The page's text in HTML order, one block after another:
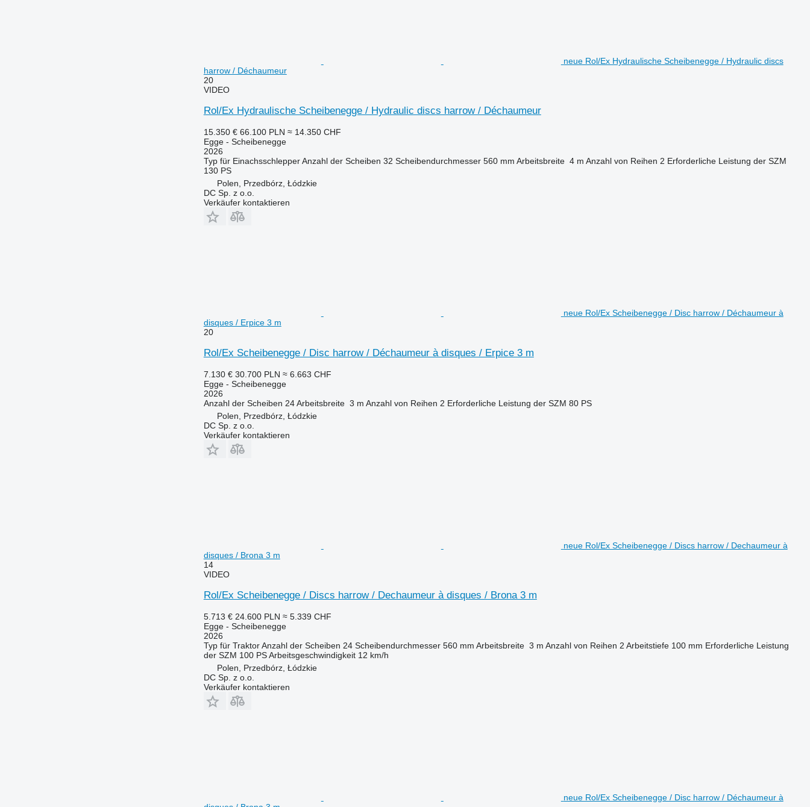
neue Rol/Ex Hydraulische Scheibenegge / Hydraulic discs
harrow / Déchaumeur
20
VIDEO
Rol/Ex Hydraulische Scheibenegge / Hydraulic discs harrow / Déchaumeur
15.350 € 66.100 PLN ≈ 14.350 CHF
Egge - Scheibenegge
2026
Typ für Einachsschlepper Anzahl der Scheiben 32 Scheibendurchmesser 560 mm Arbeitsbreite 4 m Anzahl von Reihen 2 Erforderliche Leistung der SZM
130 PS
Polen, Przedbórz, Łódzkie
DC Sp. z o.o.
Verkäufer kontaktieren
neue Rol/Ex Scheibenegge / Disc harrow / Déchaumeur à
disques / Erpice 3 m
20
Rol/Ex Scheibenegge / Disc harrow / Déchaumeur à disques / Erpice 3 m
7.130 € 30.700 PLN ≈ 6.663 CHF
Egge - Scheibenegge
2026
Anzahl der Scheiben 24 Arbeitsbreite 3 m Anzahl von Reihen 2 Erforderliche Leistung der SZM 80 PS
Polen, Przedbórz, Łódzkie
DC Sp. z o.o.
Verkäufer kontaktieren
neue Rol/Ex Scheibenegge / Discs harrow / Dechaumeur à
disques / Brona 3 m
14
VIDEO
Rol/Ex Scheibenegge / Discs harrow / Dechaumeur à disques / Brona 3 m
5.713 € 24.600 PLN ≈ 5.339 CHF
Egge - Scheibenegge
2026
Typ für Traktor Anzahl der Scheiben 24 Scheibendurchmesser 560 mm Arbeitsbreite 3 m Anzahl von Reihen 2 Arbeitstiefe 100 mm Erforderliche Leistung
der SZM 100 PS Arbeitsgeschwindigkeit 12 km/h
Polen, Przedbórz, Łódzkie
DC Sp. z o.o.
Verkäufer kontaktieren
neue Rol/Ex Scheibenegge / Disc harrow / Déchaumeur à